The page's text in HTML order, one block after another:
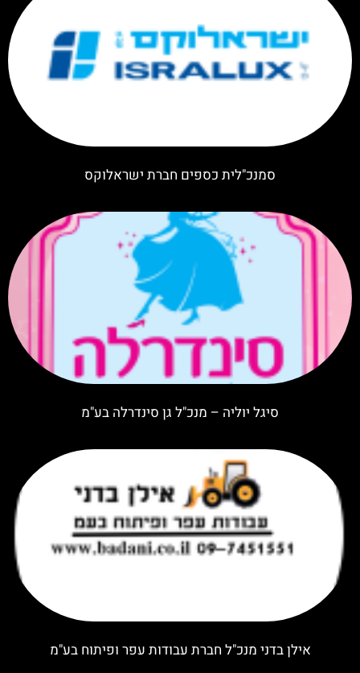
סמנכ"לית כספים חברת ישראלוקס
סיגל יוליה – מנכ"ל גן סינדרלה בע"מ
אילן בדני מנכ"ל חברת עבודות עפר ופיתוח בע"מ